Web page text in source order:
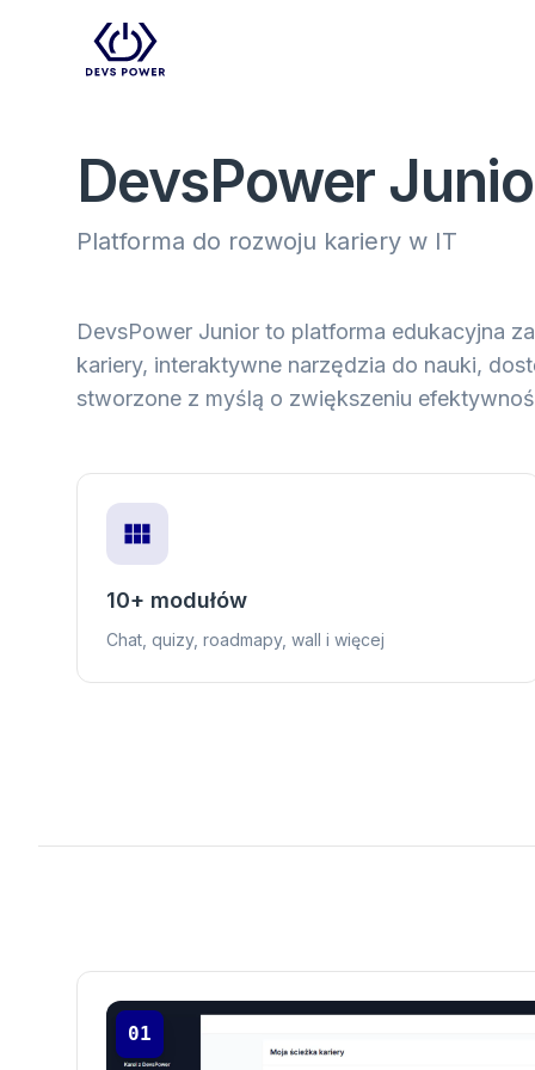
DevsPower
Platforma do rozwoju kariery w IT
DevsPower Junior to platforma edukacyjna
kariery, interaktywne narzędzia do nauki,
stworzone z myślą o zwiększeniu
10+ modułów
Chat, quizy, roadmapy, wall i więcej
01